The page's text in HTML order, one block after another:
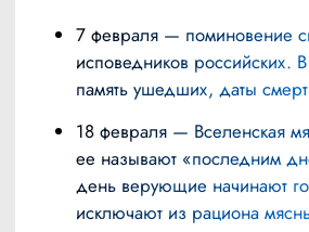
7 февраля — поминовение святых новомучеников и
исповедников российских.
память ушедших, даты
18 февраля — Вселенская мясопустная суббота. В народе
ее называют «последним
день верующие начинают
исключают из рациона